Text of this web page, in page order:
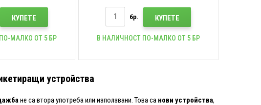
КУПЕТЕ
МАЛКО ОТ 5 БР
бр. КУПЕТЕ
В НАЛИЧНОСТ ПО-МАЛКО ОТ 5 БР
устройства
не са втора употреба или използвани. Това са нови устройства,